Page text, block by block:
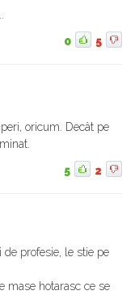
0 5
oricum. Decât pe
5 2
profesie, le stie pe
mase hotarasc ce se